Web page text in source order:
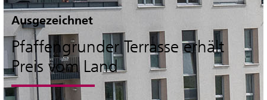
Ausgezeichnet
Pfaffengrunder Terrasse erhält
Preis vom Land